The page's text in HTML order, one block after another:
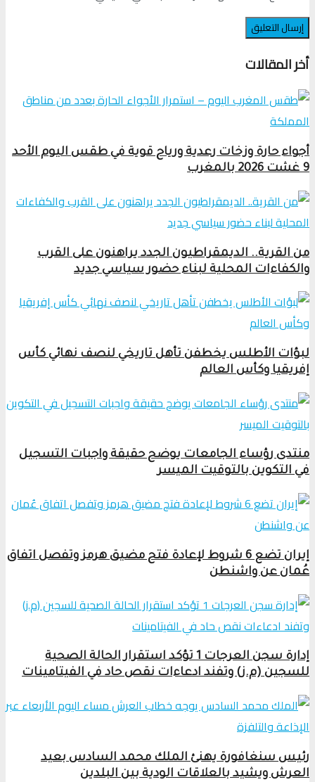
أخر المقالات
أجواء حارة وزخات رعدية ورياح قوية في طقس اليوم الأحد
9 غشت 2026 بالمغرب
من القرية.. الديمقراطيون الجدد يراهنون على القرب
والكفاءات المحلية لبناء حضور سياسي جديد
لبؤات الأطلس يخطفن تأهل تاريخي لنصف نهائي كأس
إفريقيا وكأس العالم
منتدى رؤساء الجامعات يوضح حقيقة واجبات التسجيل
في التكوين بالتوقيت الميسر
إيران تضع 6 شروط لإعادة فتح مضيق هرمز وتفصل اتفاق
عُمان عن واشنطن
إدارة سجن العرجات 1 تؤكد استقرار الحالة الصحية
للسجين (م.ز) وتفند ادعاءات نقص حاد في الفيتامينات
رئيس سنغافورة يهنئ الملك محمد السادس بعيد
العرش ويشيد بالعلاقات الودية بين البلدين